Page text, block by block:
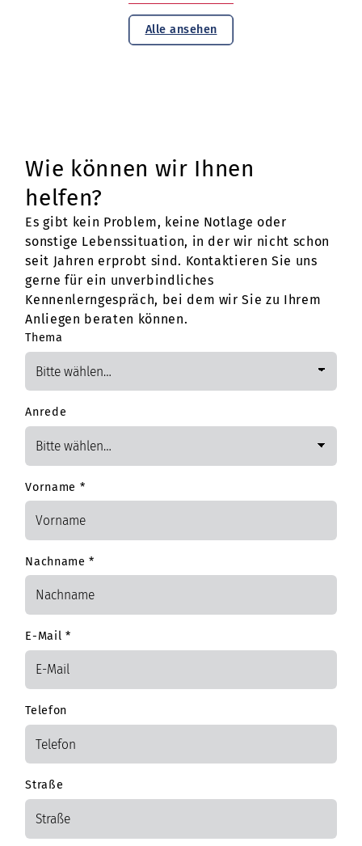
Alle ansehen
Wie können wir Ihnen
helfen?
Es gibt kein Problem, keine Notlage oder
sonstige Lebenssituation, in der wir nicht schon
seit Jahren erprobt sind. Kontaktieren Sie uns
gerne für ein unverbindliches
Kennenlerngespräch, bei dem wir Sie zu Ihrem
Anliegen beraten können.
Thema
Anrede
Vorname *
Nachname*
E-Mail *
Telefon
Straße